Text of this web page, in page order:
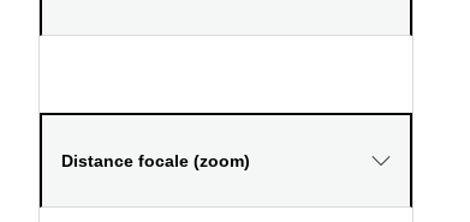
Distance focale (zoom)